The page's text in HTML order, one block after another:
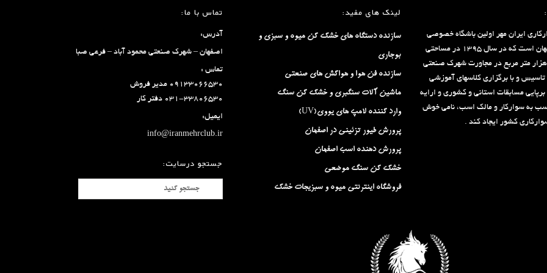
تماس با ما:
آدرس:
اصفهان – شهرک صنعتی محمود آباد – فرعی صبا
تماس :
۰۹۱۳۳۰۶۶۵۳۰ مدیر فروش
۰۳۱-۳۳۸۰۶۵۳۰ دفتر کار
ایمیل:
info@iranmehrclub.ir
جستجو درسایت:
لینک های مفید:
سازنده دستگاه های خشک کن میوه و سبزی و
بوجاری
سازنده فن هوا و هواکش های صنعتی
ماشین آلات سنگبری و خشک کن سنگ
وارد کننده لامپ های یووی(UV)
پرورش طیور تزئینی در اصفهان
پرورش دهنده اسب اصفهان
خشک کن سنگ موضعی
فروشگاه اینترنتی میوه و سبزیجات خشک
ایران مهر اولین باشگاه خصوصی
استان اصفهان است که در سال ۱۳۹۵ در مساحتی
بر ۶۳ هزار متر مربع در مجاورت شهرک صنعتی
تاسیس و با برگزاری کلاسهای آموزشی
برپایی مسابقات استانی و کشوری و ارایه
به سوارکار و مالک اسب، نامی خوش
کشور ایجاد کند .